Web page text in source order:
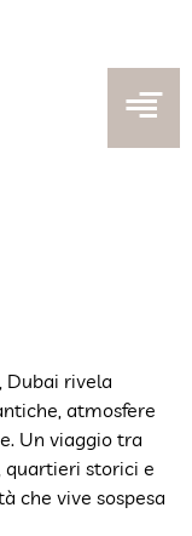
Dubai rivela
atmosfere
Un viaggio tra
quartieri storici e
che vive sospesa